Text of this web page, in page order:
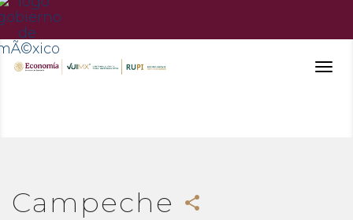
Campeche share